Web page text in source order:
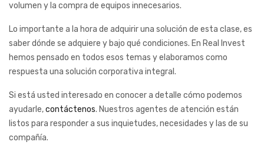
volumen y la compra de equipos innecesarios.
Lo importante a la hora de adquirir una solución de esta clase, es
saber dónde se adquiere y bajo qué condiciones. En Real Invest
hemos pensado en todos esos temas y elaboramos como
respuesta una solución corporativa integral.
Si está usted interesado en conocer a detalle cómo podemos
ayudarle,contáctenos. Nuestros agentes de atención están
listos para responder a sus inquietudes, necesidades y las de su
compañía.